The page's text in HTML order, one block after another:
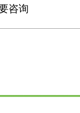
咨询